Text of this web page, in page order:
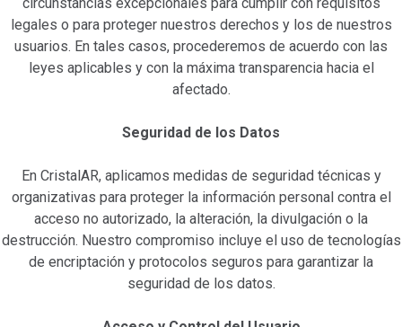
legales o para proteger nuestros derechos y los de nuestros
usuarios. En tales casos, procederemos de acuerdo con las
leyes aplicables y con la máxima transparencia hacia el
afectado.
Seguridad de los Datos
En CristalAR, aplicamos medidas de seguridad técnicas y
organizativas para proteger la información personal contra el
acceso no autorizado, la alteración, la divulgación o la
destrucción. Nuestro compromiso incluye el uso de tecnologías
de encriptación y protocolos seguros para garantizar la
seguridad de los datos.